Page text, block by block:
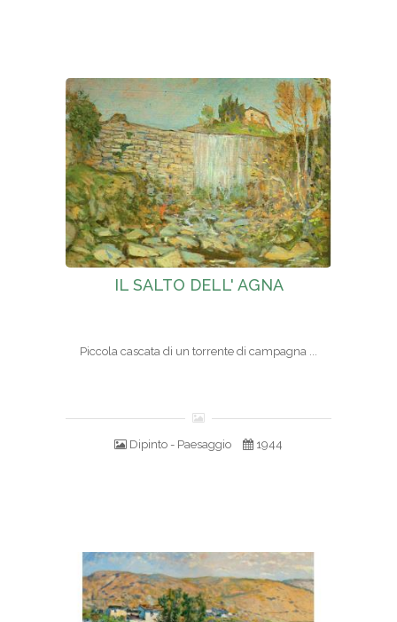
IL SALTO DELL' AGNA
Piccola cascata di un torrente di campagna ...
Dipinto - Paesaggio 1944